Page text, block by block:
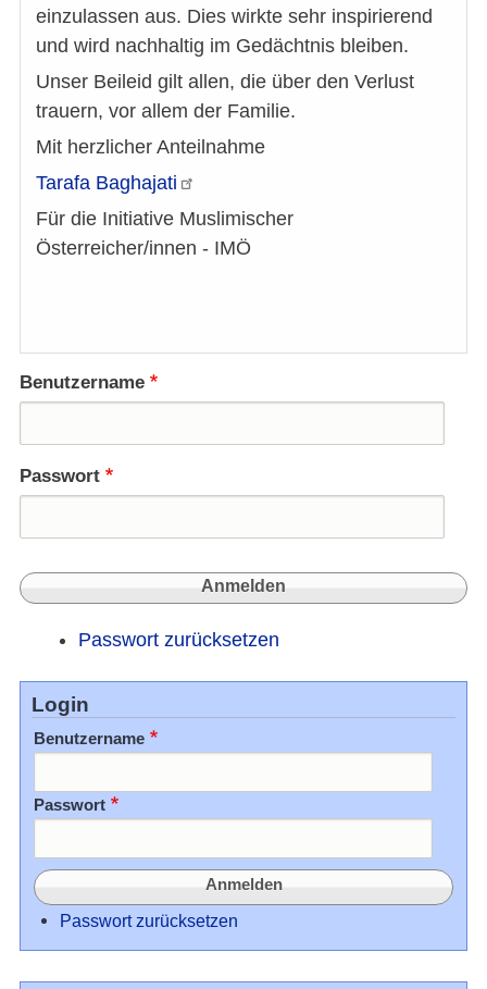
einzulassen aus. Dies wirkte sehr inspirierend
und wird nachhaltig im Gedächtnis bleiben.
Unser Beileid gilt allen, die über den Verlust
trauern, vor allem der Familie.
Mit herzlicher Anteilnahme
Tarafa Baghajati
Für die Initiative Muslimischer
Österreicher/innen - IMÖ
Benutzername
Passwort
Passwort zurücksetzen
Login
Benutzername
Passwort
Passwort zurücksetzen